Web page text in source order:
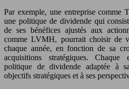
Par exemple, une entreprise comme
une politique de dividende qui
de ses bénéfices ajustés aux
comme LVMH, pourrait choisir de
chaque année, en fonction de sa
acquisitions stratégiques.
politique de dividende adaptée à
objectifs stratégiques et à ses